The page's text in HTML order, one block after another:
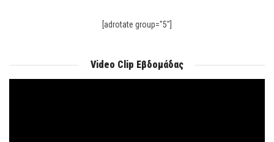
[adrotate group="5"]
Video Clip Εβδομάδας